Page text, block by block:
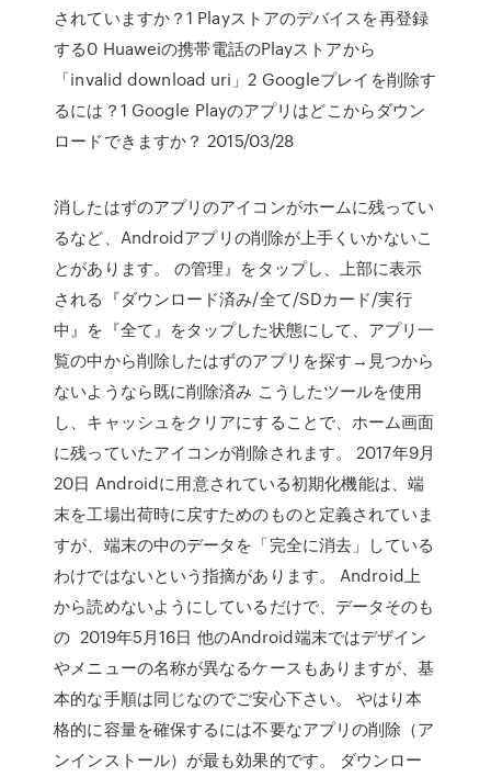
されていますか？1 Playストアのデバイスを再登録
する0 Huaweiの携帯電話のPlayストアから
「invalid download uri」2 Googleプレイを削除す
るには？1 Google Playのアプリはどこからダウン
ロードできますか？ 2015/03/28
消したはずのアプリのアイコンがホームに残ってい
るなど、Androidアプリの削除が上手くいかないこ
とがあります。 の管理』をタップし、上部に表示
される『ダウンロード済み/全て/SDカード/実行
中』を『全て』をタップした状態にして、アプリ一
覧の中から削除したはずのアプリを探す→見つから
ないようなら既に削除済み こうしたツールを使用
し、キャッシュをクリアにすることで、ホーム画面
に残っていたアイコンが削除されます。 2017年9月
20日 Androidに用意されている初期化機能は、端
末を工場出荷時に戻すためのものと定義されていま
すが、端末の中のデータを「完全に消去」している
わけではないという指摘があります。 Android上
から読めないようにしているだけで、データそのも
の 2019年5月16日 他のAndroid端末ではデザイン
やメニューの名称が異なるケースもありますが、基
本的な手順は同じなのでご安心下さい。 やはり本
格的に容量を確保するには不要なアプリの削除（ア
ンインストール）が最も効果的です。 ダウンロー